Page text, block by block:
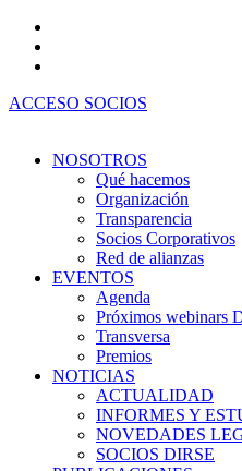
contenido
ACCESO SOCIOS
NOSOTROS
Qué hacemos
Organización
Transparencia
Socios Corporativos
Red de alianzas
EVENTOS
Agenda
Próximos webinars
Transversa
Premios
NOTICIAS
ACTUALIDAD
INFORMES Y
NOVEDADES
SOCIOS DIRSE